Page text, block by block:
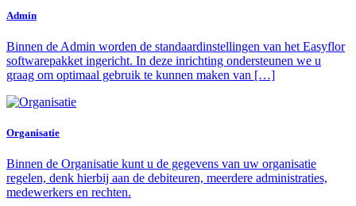
Admin
Binnen de Admin worden de standaardinstellingen van het Easyflor
softwarepakket ingericht. In deze inrichting ondersteunen we u
graag om optimaal gebruik te kunnen maken van […]
Organisatie
Binnen de Organisatie kunt u de gegevens van uw organisatie
regelen, denk hierbij aan de debiteuren, meerdere administraties,
medewerkers en rechten.